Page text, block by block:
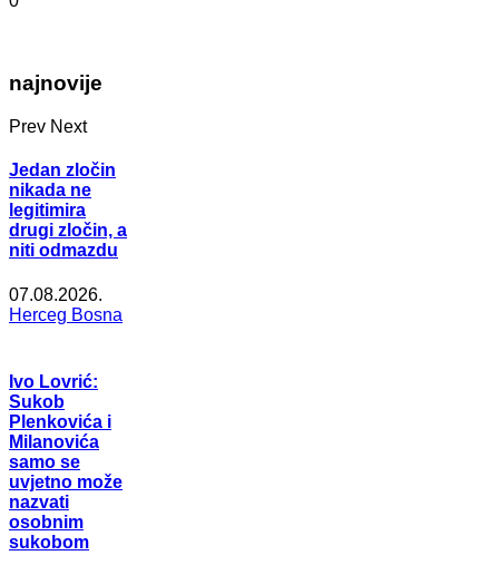
najnovije
Prev Next
Jedan zločin
nikada ne
legitimira
drugi zločin, a
niti odmazdu
07.08.2026.
Herceg Bosna
Ivo Lovrić:
Sukob
Plenkovića i
Milanovića
samo se
uvjetno može
nazvati
osobnim
sukobom